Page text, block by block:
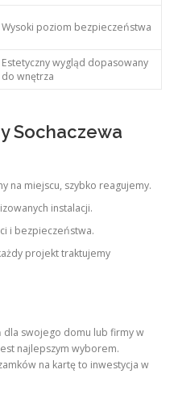
Wysoki poziom bezpieczeństwa
Estetyczny wygląd dopasowany
do wnętrza
Sochaczewa
na miejscu, szybko reagujemy.
instalacji.
i bezpieczeństwa.
projekt traktujemy
dla swojego domu lub firmy w
najlepszym wyborem.
na kartę to inwestycja w